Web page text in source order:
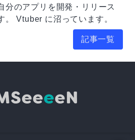
分のアプリを開発・リリース
。 Vtuber に沼っています。
記事一覧